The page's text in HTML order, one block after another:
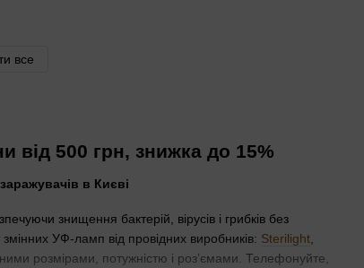
від 500 грн, знижка до 15%
знищення бактерій, вірусів і грибків без
УФ-ламп від провідних виробників: Sterilight
розмірами, потужністю і роз’ємами. Телефонуйте,
все